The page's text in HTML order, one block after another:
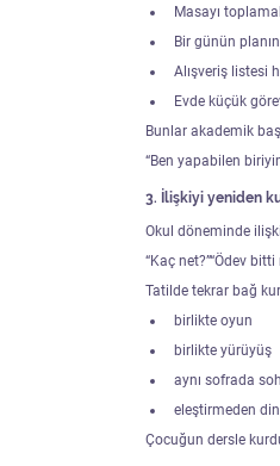
Masayı
Bir günün
Alışveriş listesi
Evde küçük
Bunlar akademik
“Ben yapabilen
3. İlişkiyi yeniden
Okul döneminde
“Kaç net?”“Ödev bitti
Tatilde tekrar bağ
birlikte oyun
birlikte yürüyüş
aynı sofrada
eleştirmeden
Çocuğun dersle